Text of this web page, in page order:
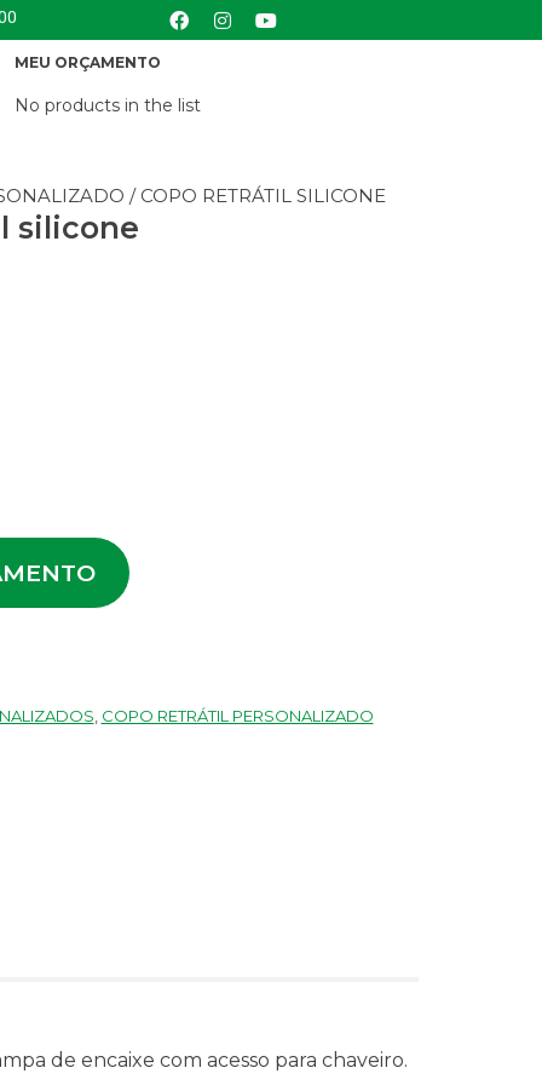
MEU ORÇAMENTO
No products in the list
/ COPO RETRÁTIL SILICONE
silicone
COPO RETRÁTIL PERSONALIZADO
de encaixe com acesso para chaveiro.